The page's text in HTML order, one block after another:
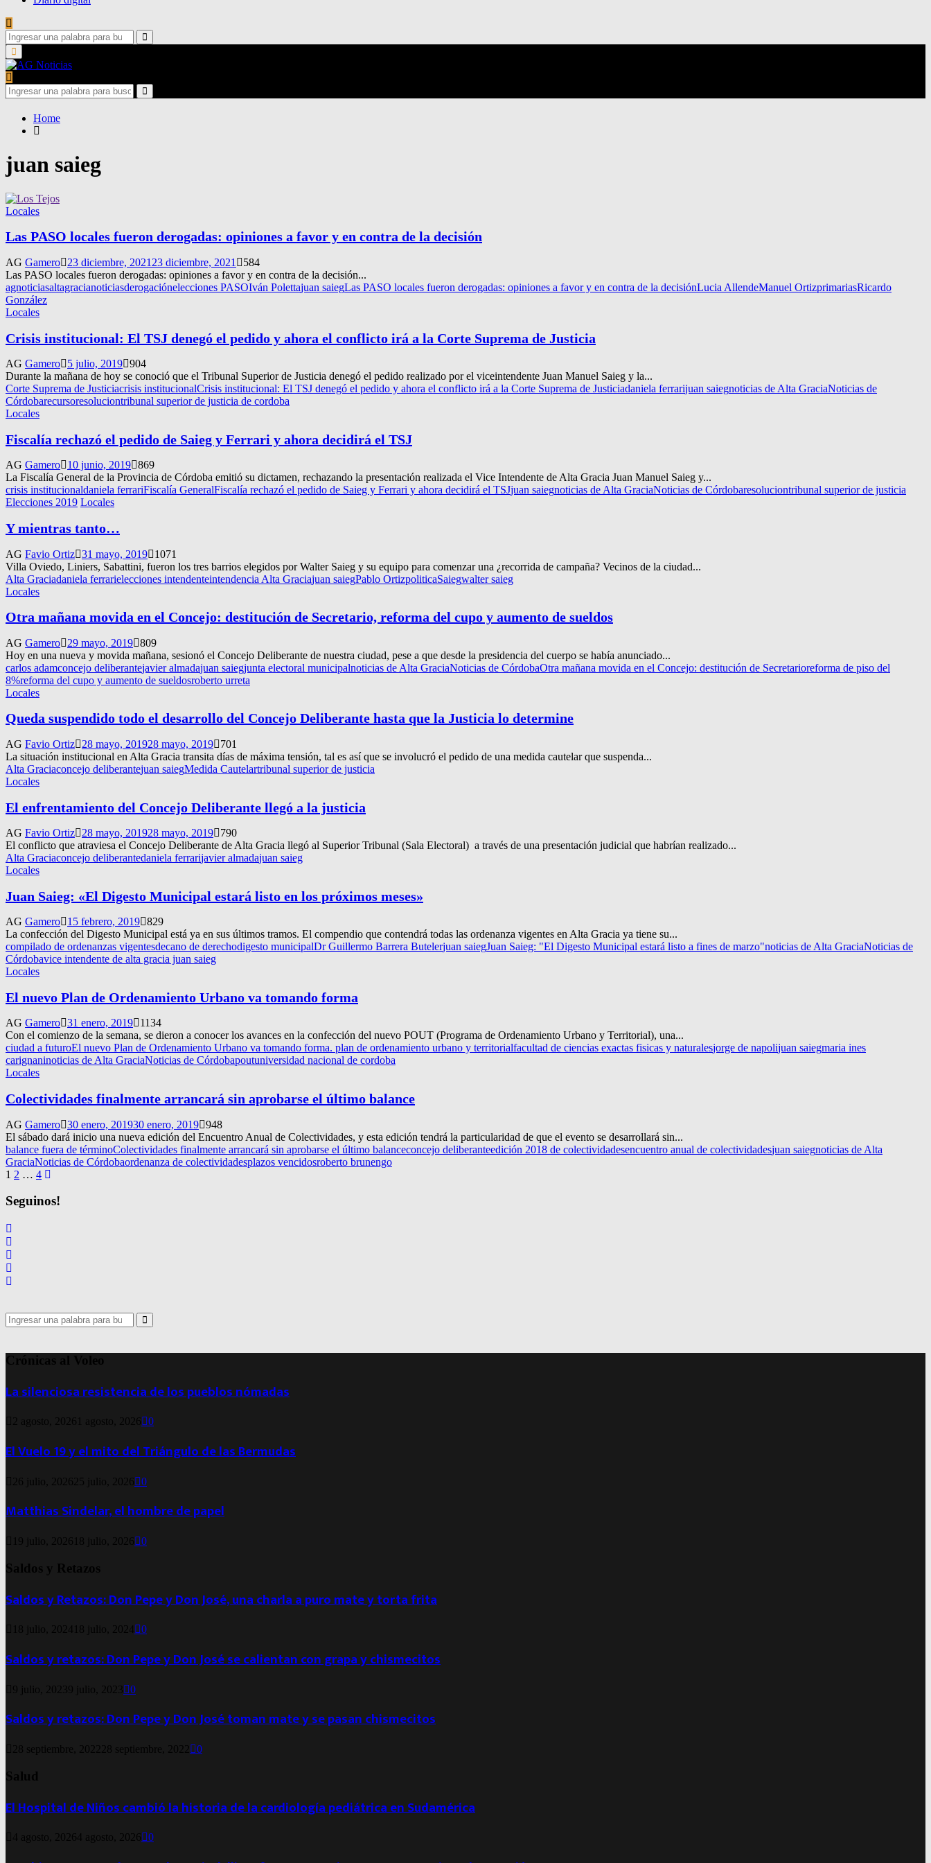
Search
for:
Search
Primary
Menu
Search
for:
Search
Home
juan saieg
Locales
Las PASO locales fueron derogadas: opiniones a favor y en contra de la decisión
AG Gamero 23 diciembre, 2021 23 diciembre, 2021
584
Las PASO locales fueron derogadas: opiniones a favor y en contra de la decisión...
agnoticiasaltagracianoticiasderogaciónelecciones PASOIván Polettajuan saiegLas PASO locales fueron derogadas: opiniones a favor y en contra de la decisiónLucia AllendeManuel OrtizprimariasRicardo
González
Locales
Crisis institucional: El TSJ denegó el pedido y ahora el conflicto irá a la Corte Suprema de Justicia
AG Gamero 5 julio, 2019 904
Durante la mañana de hoy se conoció que el Tribunal Superior de Justicia denegó el pedido realizado por el viceintendente Juan Manuel Saieg y la...
Corte Suprema de Justiciacrisis institucionalCrisis institucional: El TSJ denegó el pedido y ahora el conflicto irá a la Corte Suprema de Justiciadaniela ferrarijuan saiegnoticias de Alta GraciaNoticias de
Córdobarecursoresoluciontribunal superior de justicia de cordoba
Locales
Fiscalía rechazó el pedido de Saieg y Ferrari y ahora decidirá el TSJ
AG Gamero 10 junio, 2019 869
La Fiscalía General de la Provincia de Córdoba emitió su dictamen, rechazando la presentación realizada el Vice Intendente de Alta Gracia Juan Manuel Saieg y...
crisis institucionaldaniela ferrariFiscalía GeneralFiscalía rechazó el pedido de Saieg y Ferrari y ahora decidirá el TSJjuan saiegnoticias de Alta GraciaNoticias de Córdobaresoluciontribunal superior de justicia
Elecciones 2019 Locales
Y mientras tanto…
AG Favio Ortiz 31 mayo, 2019
1071
Villa Oviedo, Liniers, Sabattini, fueron los tres barrios elegidos por Walter Saieg y su equipo para comenzar una ¿recorrida de campaña? Vecinos de la ciudad...
Alta Graciadaniela ferrarielecciones intendenteintendencia Alta Graciajuan saiegPablo OrtizpoliticaSaiegwalter saieg
Locales
Otra mañana movida en el Concejo: destitución de Secretario, reforma del cupo y aumento de sueldos
AG Gamero 29 mayo, 2019 809
Hoy en una nueva y movida mañana, sesionó el Concejo Deliberante de nuestra ciudad, pese a que desde la presidencia del cuerpo se había anunciado...
carlos adamconcejo deliberantejavier almadajuan saiegjunta electoral municipalnoticias de Alta GraciaNoticias de CórdobaOtra mañana movida en el Concejo: destitución de Secretarioreforma de piso del
8%reforma del cupo y aumento de sueldosroberto urreta
Locales
Queda suspendido todo el desarrollo del Concejo Deliberante hasta que la Justicia lo determine
AG Favio Ortiz 28 mayo, 201928 mayo, 2019
701
La situación institucional en Alta Gracia transita días de máxima tensión, tal es así que se involucró el pedido de una medida cautelar que suspenda...
Alta Graciaconcejo deliberantejuan saiegMedida Cautelartribunal superior de justicia
Locales
El enfrentamiento del Concejo Deliberante llegó a la justicia
AG Favio Ortiz 28 mayo, 201928 mayo, 2019
790
El conflicto que atraviesa el Concejo Deliberante de Alta Gracia llegó al Superior Tribunal (Sala Electoral) a través de una presentación judicial que habrían realizado...
Alta Graciaconcejo deliberantedaniela ferrarijavier almadajuan saieg
Locales
Juan Saieg: «El Digesto Municipal estará listo en los próximos meses»
AG Gamero 15 febrero, 2019 829
La confección del Digesto Municipal está ya en sus últimos tramos. El compendio que contendrá todas las ordenanza vigentes en Alta Gracia ya tiene su...
compilado de ordenanzas vigentesdecano de derechodigesto municipalDr Guillermo Barrera Butelerjuan saiegJuan Saieg: "El Digesto Municipal estará listo a fines de marzo"noticias de Alta GraciaNoticias de
Córdobavice intendente de alta gracia juan saieg
Locales
El nuevo Plan de Ordenamiento Urbano va tomando forma
AG Gamero 31 enero, 2019
1134
Con el comienzo de la semana, se dieron a conocer los avances en la confección del nuevo POUT (Programa de Ordenamiento Urbano y Territorial), una...
ciudad a futuroEl nuevo Plan de Ordenamiento Urbano va tomando forma. plan de ordenamiento urbano y territorialfacultad de ciencias exactas fisicas y naturalesjorge de napolijuan saiegmaria ines
carignaninoticias de Alta GraciaNoticias de Córdobapoutuniversidad nacional de cordoba
Locales
Colectividades finalmente arrancará sin aprobarse el último balance
AG Gamero 30 enero, 201930 enero, 2019 948
El sábado dará inicio una nueva edición del Encuentro Anual de Colectividades, y esta edición tendrá la particularidad de que el evento se desarrollará sin...
balance fuera de términoColectividades finalmente arrancará sin aprobarse el último balanceconcejo deliberanteedición 2018 de colectividadesencuentro anual de colectividadesjuan saiegnoticias de Alta
GraciaNoticias de Córdobaordenanza de colectividadesplazos vencidosroberto brunengo
Navegación
de
entradas
1 2 … 4
Seguinos!
Search
for:
Search
Crónicas al Voleo
La silenciosa resistencia de los pueblos nómadas
2 agosto, 2026 1 agosto, 2026 0
El Vuelo 19 y el mito del Triángulo de las Bermudas
26 julio, 2026 25 julio, 2026 0
Matthias Sindelar, el hombre de papel
19 julio, 2026 18 julio, 2026 0
Saldos y Retazos
Saldos y Retazos: Don Pepe y Don José, una charla a puro mate y torta frita
18 julio, 2024 18 julio, 2024 0
Saldos y retazos: Don Pepe y Don José se calientan con grapa y chismecitos
9 julio, 20239 julio, 2023 0
Saldos y retazos: Don Pepe y Don José toman mate y se pasan chismecitos
28 septiembre, 2022 28 septiembre, 2022 0
Salud
El Hospital de Niños cambió la historia de la cardiología pediátrica en Sudamérica
4 agosto, 20264 agosto, 2026 0